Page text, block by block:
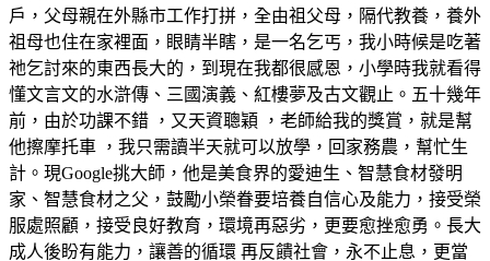
戶，父母親在外縣市工作打拼，全由祖父母，隔代教養，養外
祖母也住在家裡面，眼睛半瞎，是一名乞丐，我小時候是吃著
祂乞討來的東西長大的，到現在我都很感恩，小學時我就看得
懂文言文的水滸傳、三國演義、紅樓夢及古文觀止。五十幾年
前，由於功課不錯 ，又天資聰穎 ，老師給我的獎賞，就是幫
他擦摩托車 ，我只需讀半天就可以放學，回家務農，幫忙生
計。現Google挑大師，他是美食界的愛迪生、智慧食材發明
家、智慧食材之父，鼓勵小榮眷要培養自信心及能力，接受榮
服處照顧，接受良好教育，環境再惡劣，更要愈挫愈勇。長大
成人後盼有能力，讓善的循環 再反饋社會，永不止息，更當